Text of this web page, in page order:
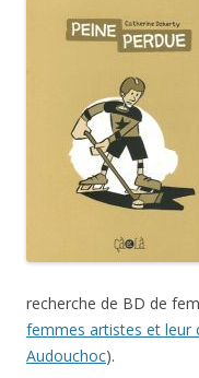
recherche de BD de
femmes artistes et leur
Audouchoc).